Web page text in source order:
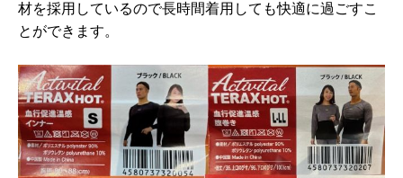
材を採用しているので長時間着用しても快適に過ごすこ
とができます。